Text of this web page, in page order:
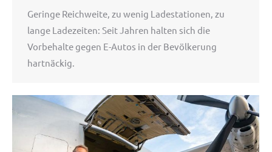
Geringe Reichweite, zu wenig Ladestationen, zu
lange Ladezeiten: Seit Jahren halten sich die
Vorbehalte gegen E-Autos in der Bevölkerung
hartnäckig.